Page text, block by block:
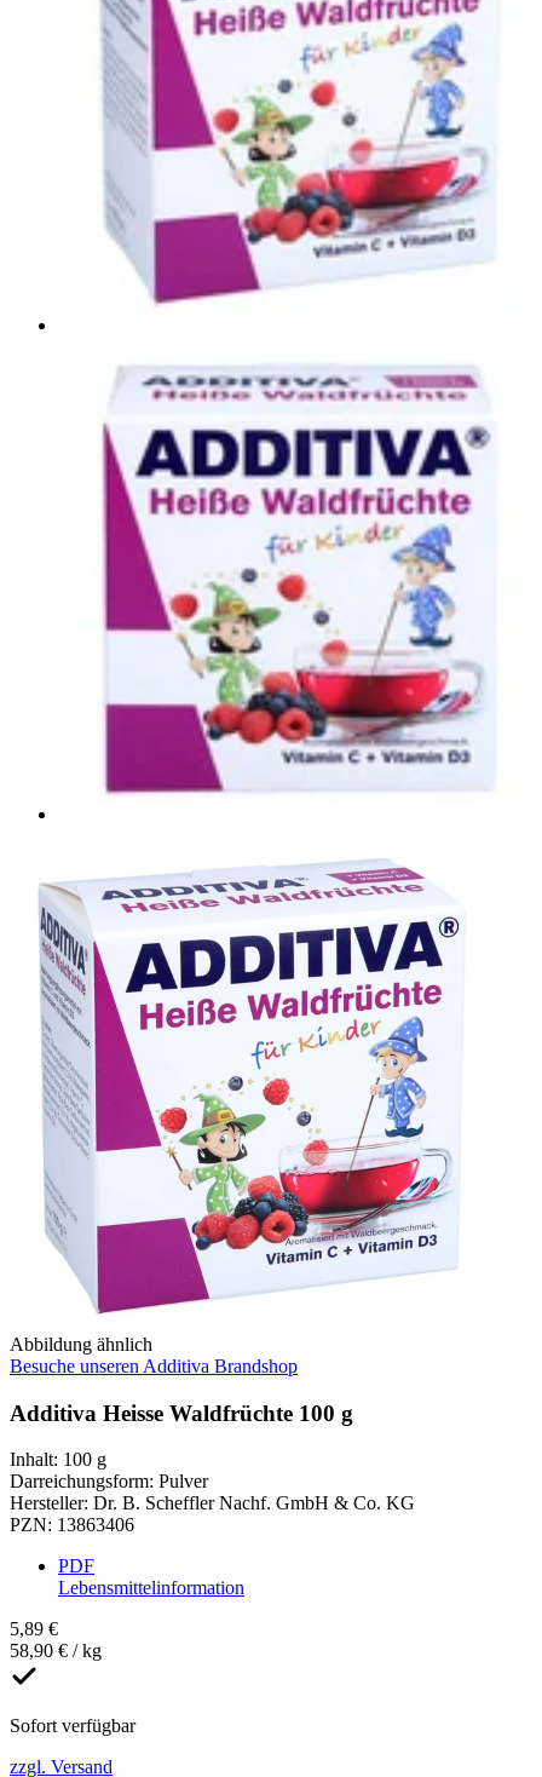
Abbildung ähnlich
Besuche unseren Additiva Brandshop
Additiva Heisse Waldfrüchte 100 g
Inhalt: 100 g
Darreichungsform: Pulver
Hersteller: Dr. B. Scheffler Nachf. GmbH & Co. KG
PZN: 13863406
PDF
Lebensmittelinformation
5,89 €
58,90 € / kg
Sofort verfügbar
zzgl. Versand